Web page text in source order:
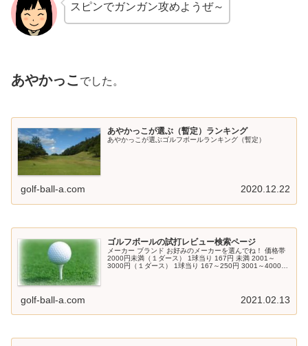
スピンでガンガン攻めようぜ～
あやかっこ でした。
あやかっこが選ぶ（暫定）ランキング
あやかっこが選ぶゴルフボールランキング（暫定）
golf-ball-a.com 2020.12.22
ゴルフボールの試打レビュー検索ページ
メーカー ブランド お好みのメーカーを選んでね！ 価格帯
2000円未満（１ダース） 1球当り 167円 未満 2001～
3000円（１ダース） 1球当り 167～250円 3001～4000円
golf-ball-a.com 2021.02.13